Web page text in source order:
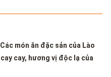
món ăn đặc sản của Lào
cay, hương vị độc lạ của